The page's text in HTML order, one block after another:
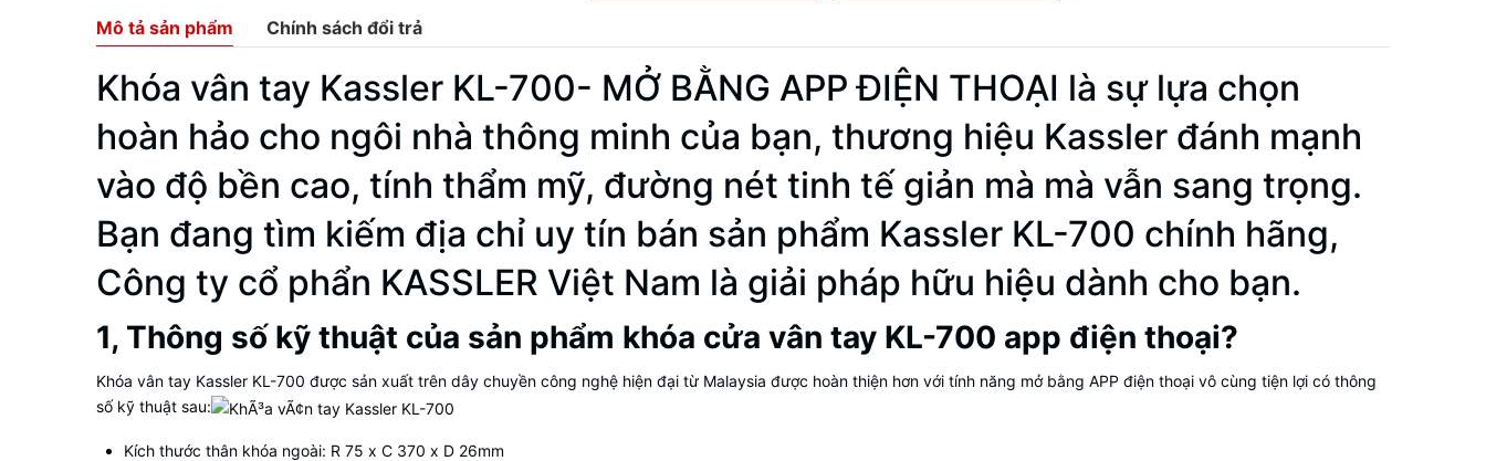
Mô tả sản phẩm Chính sách đổi trả
Khóa vân tay Kassler KL-700- MỞ BẰNG APP ĐIỆN THOẠI là sự lựa chọn
hoàn hảo cho ngôi nhà thông minh của bạn, thương hiệu Kassler đánh mạnh
vào độ bền cao, tính thẩm mỹ, đường nét tinh tế giản mà mà vẫn sang trọng.
Bạn đang tìm kiếm địa chỉ uy tín bán sản phẩm Kassler KL-700 chính hãng,
Công ty cổ phẩn KASSLER Việt Nam là giải pháp hữu hiệu dành cho bạn.
1, Thông số kỹ thuật của sản phẩm khóa cửa vân tay KL-700 app điện thoại?
Khóa vân tay Kassler KL-700 được sản xuất trên dây chuyền công nghệ hiện đại từ Malaysia được hoàn thiện hơn với tính năng mở bằng APP điện thoại vô cùng tiện lợi có thông
số kỹ thuật sau:
Kích thước thân khóa ngoài: R 75 x C 370 x D 26mm